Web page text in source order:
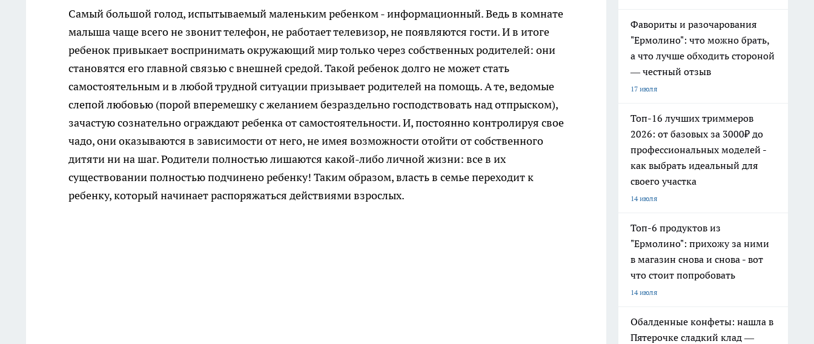
Самый большой голод, испытываемый маленькимребенком - информационный. Ведь в комнате
малышачаще всего не звонит телефон, не работаеттелевизор, не появляются гости. И в итоге
ребенокпривыкает воспринимать окружающий мир толькочерез собственных родителей: они
становятся егоглавной связью с внешней средой. Такой ребенокдолго не может стать
самостоятельным и в любойтрудной ситуации призывает родителей на помощь.А те, ведомые
слепой любовью (порой вперемешку сжеланием безраздельно господствовать надотпрыском),
зачастую сознательно ограждаютребенка от самостоятельности. И, постоянноконтролируя свое
чадо, они оказываются в зависимости от него, не имея возможности отойтиот собственного
дитяти ни на шаг. Родителиполностью лишаются какой-либо личной жизни: все в их
существовании полностью подчинено ребенку! Таким образом, власть в семье переходит к
ребенку, который начинает распоряжаться действиями взрослых.
Фавориты и разочарования
"Ермолино": что можно брать,
а что лучше обходить стороной
— честный отзыв
17 июля
Топ-16 лучших триммеров
2026: от базовых за 3000₽ до
профессиональных моделей -
как выбрать идеальный для
своего участка
14 июля
Топ-6 продуктов из
"Ермолино": прихожу за ними
в магазин снова и снова - вот
что стоит попробовать
14 июля
Обалденные конфеты: нашла в
Пятерочке сладкий клад —